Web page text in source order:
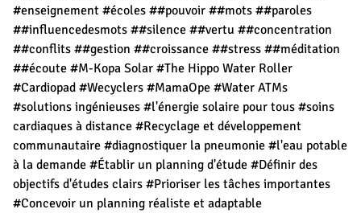
#enseignement #écoles ##pouvoir ##mots ##paroles
##influencedesmots ##silence ##vertu ##concentration
##conflits ##gestion ##croissance ##stress ##méditation
##écoute #M-Kopa Solar #The Hippo Water Roller
#Cardiopad #Wecyclers #MamaOpe #Water ATMs
#solutions ingénieuses #l'énergie solaire pour tous #soins
cardiaques à distance #Recyclage et développement
communautaire #diagnostiquer la pneumonie #l'eau potable
à la demande #Établir un planning d'étude #Définir des
objectifs d'études clairs #Prioriser les tâches importantes
#Concevoir un planning réaliste et adaptable